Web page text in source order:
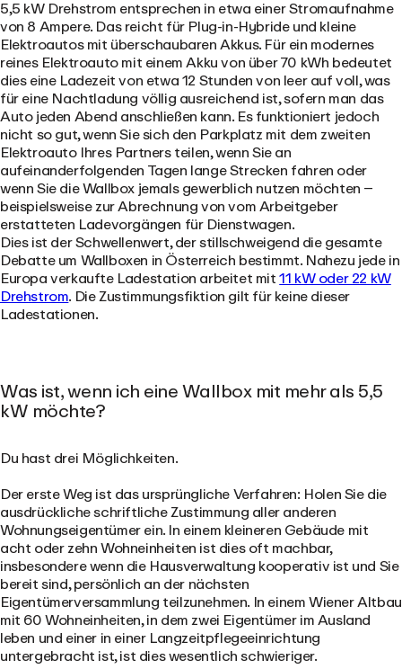
5,5 kW Drehstrom entsprechen in etwa einer Stromaufnahme
von 8 Ampere. Das reicht für Plug-in-Hybride und kleine
Elektroautos mit überschaubaren Akkus. Für ein modernes
reines Elektroauto mit einem Akku von über 70 kWh bedeutet
dies eine Ladezeit von etwa 12 Stunden von leer auf voll, was
für eine Nachtladung völlig ausreichend ist, sofern man das
Auto jeden Abend anschließen kann. Es funktioniert jedoch
nicht so gut, wenn Sie sich den Parkplatz mit dem zweiten
Elektroauto Ihres Partners teilen, wenn Sie an
aufeinanderfolgenden Tagen lange Strecken fahren oder
wenn Sie die Wallbox jemals gewerblich nutzen möchten –
beispielsweise zur Abrechnung von vom Arbeitgeber
erstatteten Ladevorgängen für Dienstwagen.
Dies ist der Schwellenwert, der stillschweigend die gesamte
Debatte um Wallboxen in Österreich bestimmt. Nahezu jede in
Europa verkaufte Ladestation arbeitet mit11 kW oder 22 kW
Drehstrom. Die Zustimmungsfiktion gilt für keine dieser
Ladestationen.
Was ist, wenn ich eine Wallbox mit mehr als 5,5
kW möchte?
Du hast drei Möglichkeiten.
Der erste Weg istdas ursprüngliche Verfahren: Holen Sie die
ausdrückliche schriftliche Zustimmung aller anderen
Wohnungseigentümer ein. In einem kleineren Gebäude mit
acht oder zehn Wohneinheiten ist dies oft machbar,
insbesondere wenn die Hausverwaltung kooperativ ist und Sie
bereit sind, persönlich an der nächsten
Eigentümerversammlung teilzunehmen. In einem Wiener Altbau
mit 60 Wohneinheiten, in dem zwei Eigentümer im Ausland
leben und einer in einer Langzeitpflegeeinrichtung
untergebracht ist, ist dies wesentlich schwieriger.